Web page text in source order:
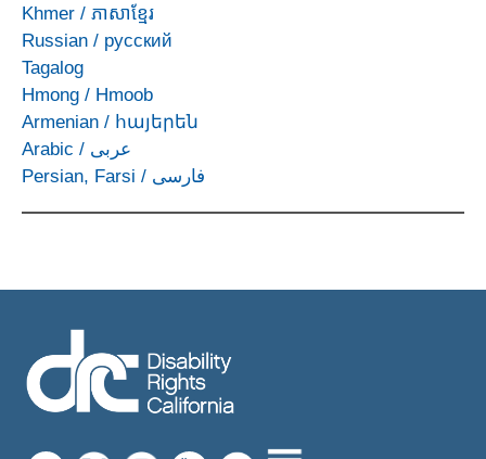
Khmer / ភាសាខ្មែរ
Russian / русский
Tagalog
Hmong / Hmoob
Armenian / հայերեն
Arabic / عربى
Persian, Farsi / فارسی